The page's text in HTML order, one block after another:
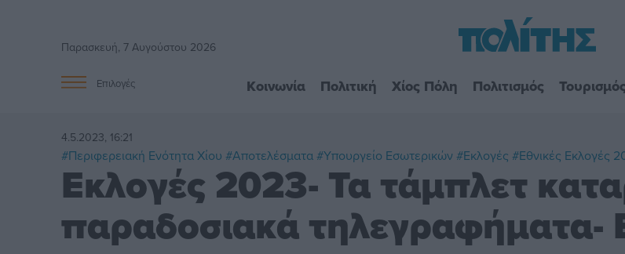
Παρασκευή, 7 Αυγούστου 2026
Επιλογές Κοινωνία Πολιτική Χίος Πόλη Πολιτισμός Τουρισμός
4.5.2023, 16:21
#Περιφερειακή Ενότητα Χίου #Αποτελέσματα #Υπουργείο Εσωτερικών #Εκλογές #Εθνικές Εκλογές
Εκλογές 2023- Τα τάμπλετ
παραδοσιακά τηλεγραφήματα-